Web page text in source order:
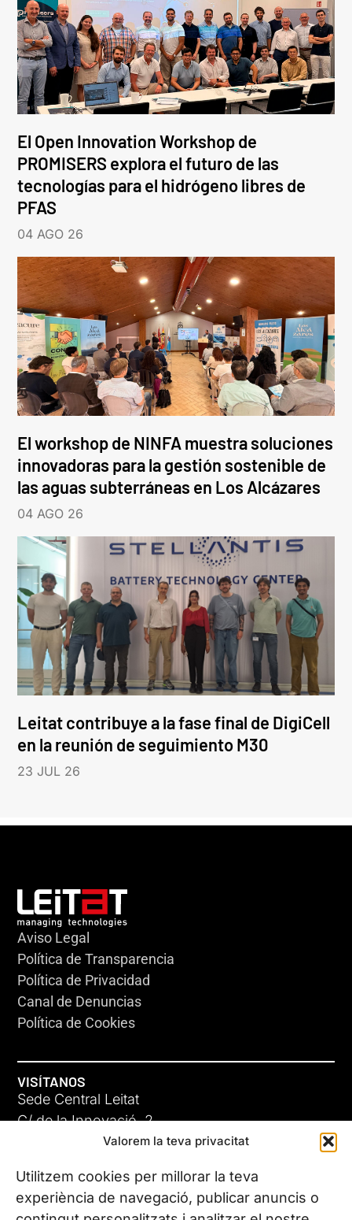
Valorem la teva privacitat
Utilitzem cookies per millorar la teva
experiència de navegació, publicar anuncis o
El Open Innovation Workshop de
PROMISERS explora el futuro de las
tecnologías para el hidrógeno libres de
PFAS
04 AGO 26
El workshop de NINFA muestra soluciones
innovadoras para la gestión sostenible de
las aguas subterráneas en Los Alcázares
04 AGO 26
Leitat contribuye a la fase final de DigiCell
en la reunión de seguimiento M30
23 JUL 26
Aviso Legal
Política de Transparencia
Política de Privacidad
Canal de Denuncias
Política de Cookies
VISÍTANOS
Sede Central Leitat
C/ de la Innovació, 2
08225 Terrassa, (Barcelona)
Conoce todas nuestras sedes